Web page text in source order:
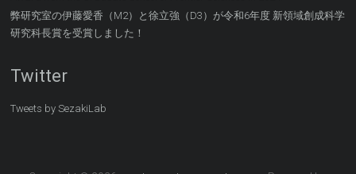
弊研究室の伊藤愛香（M2）と徐立強（D3）が令和6年度 新領域創成科学
研究科長賞を受賞しました！
Twitter
Tweets by SezakiLab